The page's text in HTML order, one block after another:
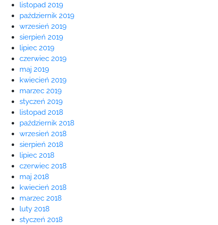
listopad 2019
październik 2019
wrzesień 2019
sierpień 2019
lipiec 2019
czerwiec 2019
maj 2019
kwiecień 2019
marzec 2019
styczeń 2019
listopad 2018
październik 2018
wrzesień 2018
sierpień 2018
lipiec 2018
czerwiec 2018
maj 2018
kwiecień 2018
marzec 2018
luty 2018
styczeń 2018